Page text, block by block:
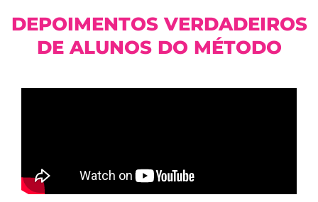
DEPOIMENTOS VERDADEIROS
DE ALUNOS DO MÉTODO